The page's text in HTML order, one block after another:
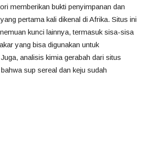
memberikan bukti penyimpanan dan
pertama kali dikenal di Afrika. Situs ini
kunci lainnya, termasuk sisa-sisa
yang bisa digunakan untuk
analisis kimia gerabah dari situs
sup sereal dan keju sudah